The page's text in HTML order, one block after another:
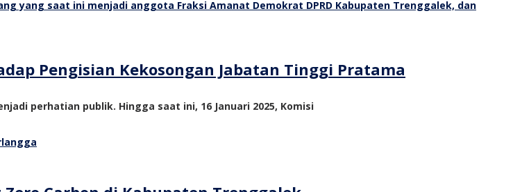
Pengisian Kekosongan Jabatan Tinggi Pratama
perhatian publik. Hingga saat ini, 16 Januari 2025, Komisi